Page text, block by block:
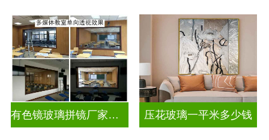
有色镜玻璃拼镜厂家联系方式 压花玻璃一平米多少钱